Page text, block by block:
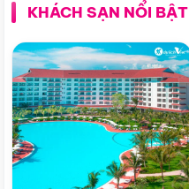
KHÁCH SẠN NỔI BẬT